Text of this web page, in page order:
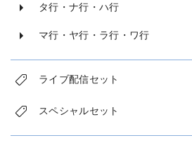
タ行・ナ行・ハ行
マ行・ヤ行・ラ行・ワ行
ライブ配信セット
スペシャルセット